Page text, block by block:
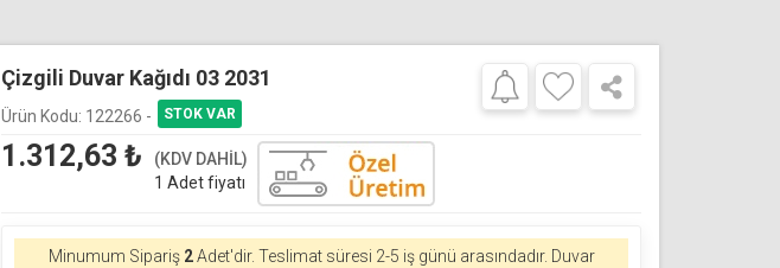
Çizgili Duvar Kağıdı 03 2031
Ürün Kodu: 122266 -
1.312,63 ₺
(KDV DAHİL)
1 Adet fiyatı
Minumum Sipariş 2Adet'dir. Teslimat süresi 2-5 iş günü arasındadır. Duvar